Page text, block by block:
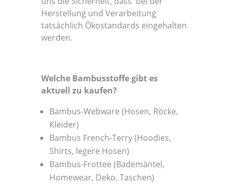
Herstellung und Verarbeitung
tatsächlich Ökostandards eingehalten
werden.
Welche Bambusstoffe gibt es
aktuell zu kaufen?
Bambus-Webware (Hosen, Röcke,
Kleider)
Bambus French-Terry (Hoodies,
Shirts, legere Hosen)
Bambus-Frottee (Bademäntel,
Homewear, Deko, Taschen)